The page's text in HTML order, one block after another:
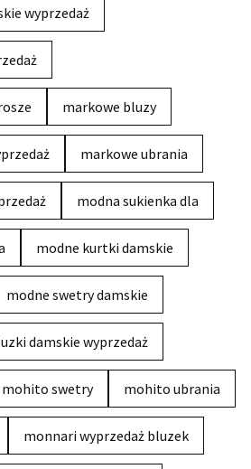
wyprzedaż
markowe bluzy
markowe ubrania
modna sukienka dla
modne kurtki damskie
modne swetry damskie
damskie wyprzedaż
mohito swetry mohito ubrania
monnari wyprzedaż bluzek